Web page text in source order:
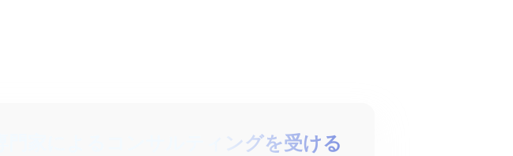
専門家によるコンサルティングを受ける